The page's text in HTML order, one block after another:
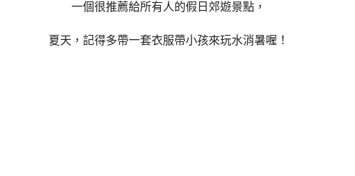
一個很推薦給所有人的假日郊遊景點，
夏天，記得多帶一套衣服帶小孩來玩水消暑喔！